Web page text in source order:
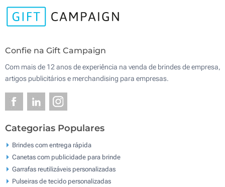
Confie na Gift Campaign
Com mais de 12 anos de experiência na venda de brindes de empresa,
artigos publicitários e merchandising para empresas.
Categorias Populares
Brindes com entrega rápida
Canetas com publicidade para brinde
Garrafas reutilizáveis personalizadas
Pulseiras de tecido personalizadas